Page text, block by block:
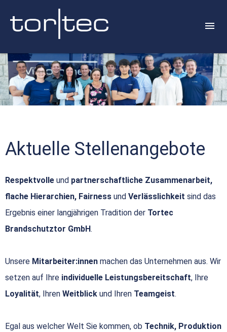
Aktuelle Stellenangebote
Respektvolle und partnerschaftliche Zusammenarbeit,
flache Hierarchien, Fairness und Verlässlichkeit sind das
Ergebnis einer langjährigen Tradition der Tortec
Brandschutztor GmbH.
Unsere Mitarbeiter:innen machen das Unternehmen aus. Wir
setzen auf Ihre individuelle Leistungsbereitschaft, Ihre
Loyalität, Ihren Weitblick und Ihren Teamgeist.
Egal aus welcher Welt Sie kommen, ob Technik, Produktion